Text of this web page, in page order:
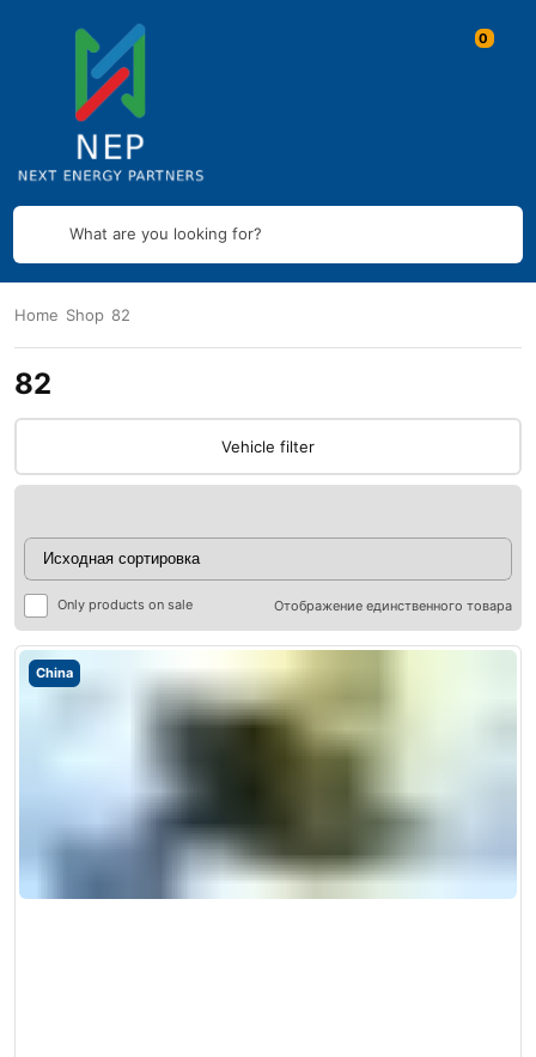
What are you looking for?
Home Shop 82
82
Vehicle filter
Only products on sale Отображение единственного товара
China